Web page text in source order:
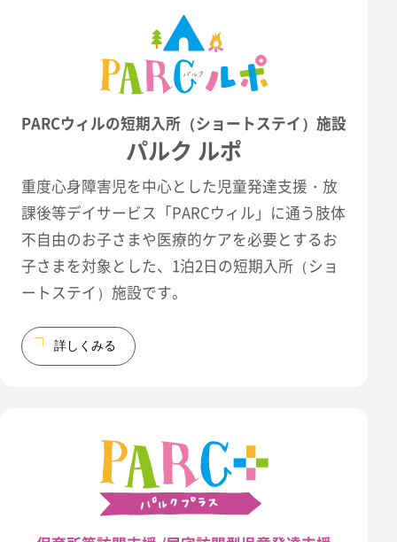
PARCウィルの短期入所（ショートステイ）施設
パルク ルポ
重度心身障害児を中心とした児童発達支援・放
課後等デイサービス「PARCウィル」に通う肢体
不自由のお子さまや医療的ケアを必要とするお
子さまを対象とした、1泊2日の短期入所（ショ
ートステイ）施設です。
詳しくみる